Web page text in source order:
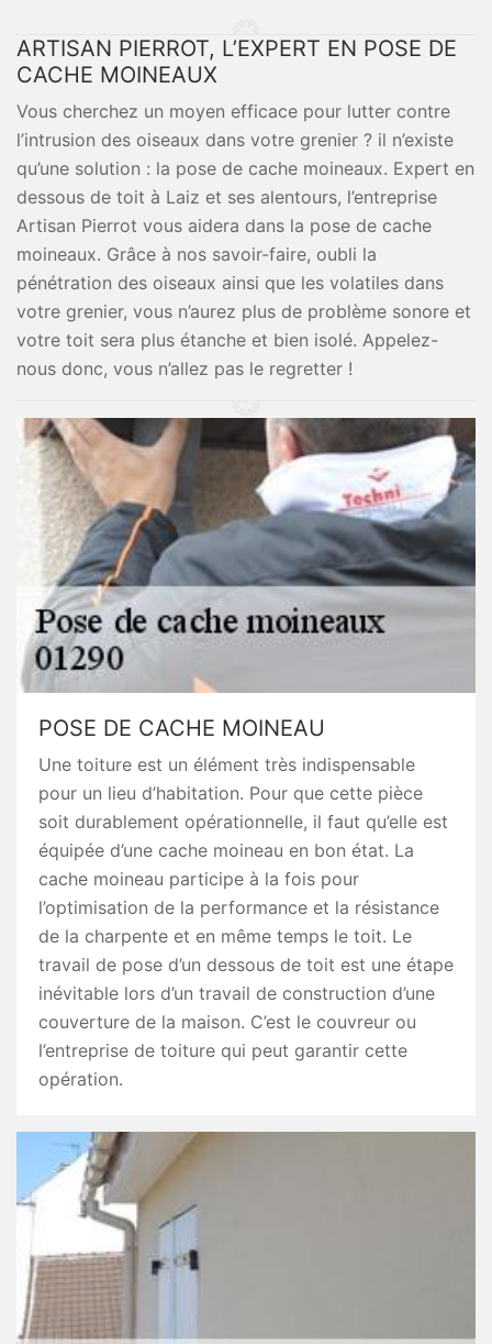
ARTISAN PIERROT, L’EXPERT EN POSE DE
CACHE MOINEAUX
Vous cherchez un moyen efficace pour lutter contre
l’intrusion des oiseaux dans votre grenier ? il n’existe
qu’une solution : la pose de cache moineaux. Expert en
dessous de toit à Laiz et ses alentours, l’entreprise
Artisan Pierrot vous aidera dans la pose de cache
moineaux. Grâce à nos savoir-faire, oubli la
pénétration des oiseaux ainsi que les volatiles dans
votre grenier, vous n’aurez plus de problème sonore et
votre toit sera plus étanche et bien isolé. Appelez-
nous donc, vous n’allez pas le regretter !
POSE DE CACHE MOINEAU
Une toiture est un élément très indispensable
pour un lieu d’habitation. Pour que cette pièce
soit durablement opérationnelle, il faut qu’elle est
équipée d’une cache moineau en bon état. La
cache moineau participe à la fois pour
l’optimisation de la performance et la résistance
de la charpente et en même temps le toit. Le
travail de pose d’un dessous de toit est une étape
inévitable lors d’un travail de construction d’une
couverture de la maison. C’est le couvreur ou
l’entreprise de toiture qui peut garantir cette
opération.